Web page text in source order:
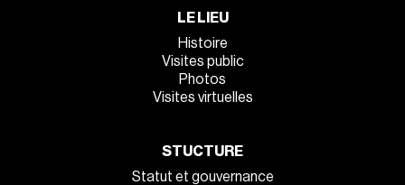
LE LIEU
Histoire
Visites public
Photos
Visites virtuelles
STUCTURE
Statut et gouvernance